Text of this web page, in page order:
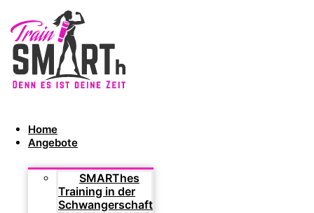
Home
Angebote
SMARThes
Training in der
Schwangerschaft